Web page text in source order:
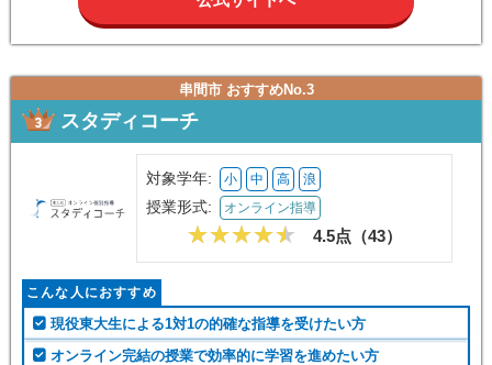
串間市 おすすめNo.3
スタディコーチ
対象学年: 小 中 高 浪
授業形式: オンライン指導
4.5点（43）
こんな人におすすめ
現役東大生による1対1の的確な指導を受けたい方
オンライン完結の授業で効率的に学習を進めたい方